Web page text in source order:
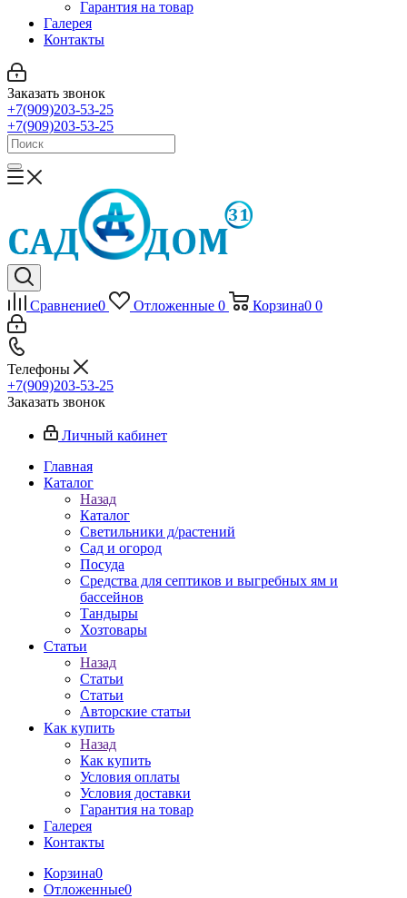
Гарантия на товар
Галерея
Контакты
Заказать звонок
+7(909)203-53-25
+7(909)203-53-25
Сравнение0 Отложенные 0 Корзина0 0
Телефоны
+7(909)203-53-25
Заказать звонок
Личный кабинет
Главная
Каталог
Назад
Каталог
Светильники д/растений
Сад и огород
Посуда
Средства для септиков и выгребных ям и
бассейнов
Тандыры
Хозтовары
Статьи
Назад
Статьи
Статьи
Авторские статьи
Как купить
Назад
Как купить
Условия оплаты
Условия доставки
Гарантия на товар
Галерея
Контакты
Корзина0
Отложенные0